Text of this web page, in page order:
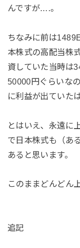
んですが….。
ちなみに前は
本株式の高配当株
資していた当時は
50000円ぐらいな
に利益が出ていたは
とはいえ、永遠に
で日本株式も（あ
あると思います。
このままどんどん
追記